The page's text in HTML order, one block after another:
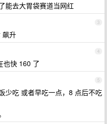
能去大胃袋赛道当网红
3
飙升
4
也快 160 了
5
少吃 或者早吃一点，8 点后不吃